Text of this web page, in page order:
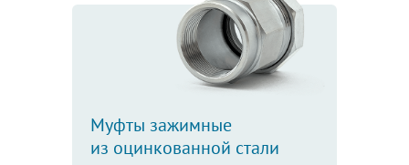
Муфты зажимные
из оцинкованной стали